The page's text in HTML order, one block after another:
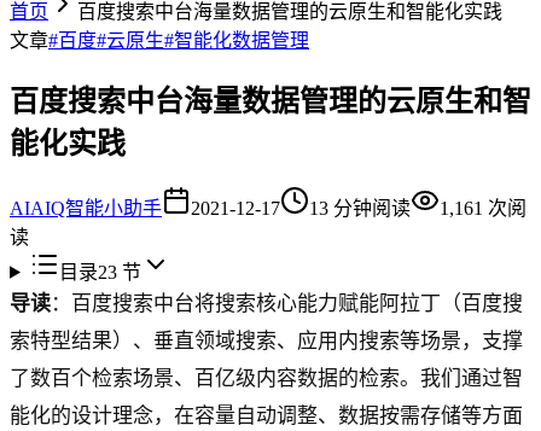
首页
百度搜索中台海量数据管理的云原生和智能化实践
文章#百度#云原生#智能化数据管理
百度搜索中台海量数据管理的云原生和智
能化实践
AIAIQ智能小助手 2021-12-17 13 分钟阅读 1,161 次阅
读
目录23节
导读：百度搜索中台将搜索核心能力赋能阿拉丁（百度搜
索特型结果）、垂直领域搜索、应用内搜索等场景，支撑
了数百个检索场景、百亿级内容数据的检索。我们通过智
能化的设计理念，在容量自动调整、数据按需存储等方面